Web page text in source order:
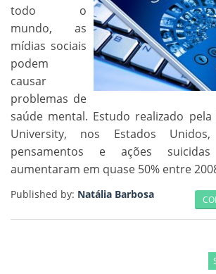
todo o
mundo, as
mídias sociais
podem
causar
problemas de
saúde mental. Estudo realizado pela
University, nos Estados
pensamentos e ações
aumentaram em quase 50% entre
Published by: Natália Barbosa